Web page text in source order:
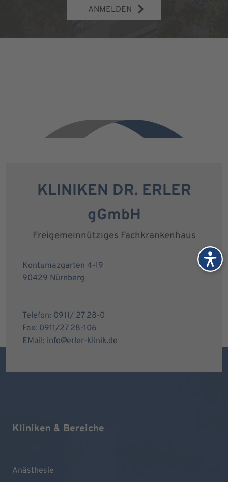
ANMELDEN
KLINIKEN DR. ERLER
gGmbH
Freigemeinnütziges Fachkrankenhaus
Kontumazgarten 4-19
90429 Nürnberg
Telefon: 0911/ 27 28-0
Fax: 0911/27 28-106
EMail: info@erler-klinik.de
Kliniken & Bereiche
Anästhesie